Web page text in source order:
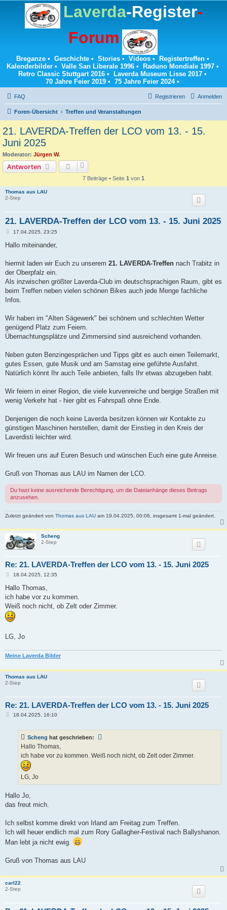
Laverda-Register-
Forum
Breganze• Geschichte• Stories• Videos• Registertreffen•
Kalenderbilder• Valle San Liberale 1996• Raduno Mondiale 1997•
Retro Classic Stuttgart 2016 • Laverda Museum Lisse 2017 •
70 Jahre Feier 2019 • 75 Jahre Feier 2024•
FAQ Anmelden
Registrieren
Foren-Übersicht Treffen und Veranstaltungen
21. LAVERDA-Treffen der LCO vom 13. - 15.
Juni 2025
Moderator: Jürgen W.
Antworten
7 Beiträge • Seite 1 von 1
Thomas aus LAU
2-Step
21. LAVERDA-Treffen der LCO vom 13. - 15. Juni 2025
B
i
a
17.04.2025, 23:25
Hallo miteinander,
hiermit laden wir Euch zu unserem 21. LAVERDA-Treffen nach Trabitz in
der Oberpfalz ein.
Als inzwischen größter Laverda-Club im deutschsprachigen Raum, gibt es
beim Treffen neben vielen schönen Bikes auch jede Menge fachliche
Infos.
Wir haben im "Alten Sägewerk" bei schönem und schlechten Wetter
genügend Platz zum Feiern.
Übernachtungsplätze und Zimmersind sind ausreichend vorhanden.
Neben guten Benzingesprächen und Tipps gibt es auch einen Teilemarkt,
gutes Essen, gute Musik und am Samstag eine geführte Ausfahrt.
Natürlich könnt Ihr auch Teile anbieten, falls Ihr etwas abzugeben habt.
Wir feiern in einer Region, die viele kurvenreiche und bergige Straßen mit
wenig Verkehr hat - hier gibt es Fahrspaß ohne Ende.
Denjenigen die noch keine Laverda besitzen können wir Kontakte zu
günstigen Maschinen herstellen, damit der Einstieg in den Kreis der
Laverdisti leichter wird.
Wir freuen uns auf Euren Besuch und wünschen Euch eine gute Anreise.
Gruß von Thomas aus LAU im Namen der LCO.
Du hast keine ausreichende Berechtigung, um die Dateianhänge dieses Beitrags
anzusehen.
Zuletzt geändert von Thomas aus LAU am 19.04.2025, 00:06, insgesamt 1-mal geändert.
Scheng
2-Step
Re: 21. LAVERDA-Treffen der LCO vom 13. - 15. Juni 2025
B
i
r
a
g
18.04.2025, 12:35
Hallo Thomas,
ich habe vor zu kommen.
Weiß noch nicht, ob Zelt oder Zimmer.
LG, Jo
Meine Laverda Bilder
Thomas aus LAU
2-Step
Re: 21. LAVERDA-Treffen der LCO vom 13. - 15. Juni 2025
B18.04.2025, 16:10
Scheng hat geschrieben:
Hallo Thomas,
ich habe vor zu kommen. Weiß noch nicht, ob Zelt oder Zimmer.
LG, Jo
Hallo Jo,
das freut mich.
Ich selbst komme direkt von Irland am Freitag zum Treffen.
Ich will heuer endlich mal zum Rory Gallagher-Festival nach Ballyshanon.
Man lebt ja nicht ewig.
Gruß von Thomas aus LAU
carl22
2-Step